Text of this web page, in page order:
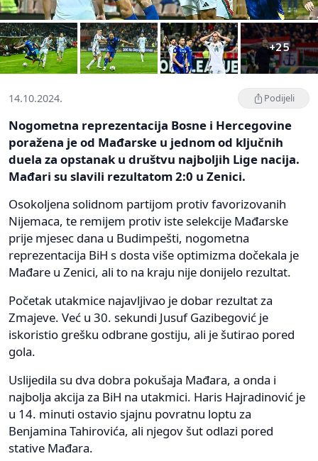
+25
14.10.2024. Podijeli
Nogometna reprezentacija Bosne i Hercegovine
poražena je od Mađarske u jednom od ključnih
duela za opstanak u društvu najboljih Lige nacija.
Mađari su slavili rezultatom 2:0 u Zenici.
Osokoljena solidnom partijom protiv favorizovanih
Nijemaca, te remijem protiv iste selekcije Mađarske
prije mjesec dana u Budimpešti, nogometna
reprezentacija BiH s dosta više optimizma dočekala je
Mađare u Zenici, ali to na kraju nije donijelo rezultat.
Početak utakmice najavljivao je dobar rezultat za
Zmajeve. Već u 30. sekundi Jusuf Gazibegović je
iskoristio grešku odbrane gostiju, ali je šutirao pored
gola.
Uslijedila su dva dobra pokušaja Mađara, a onda i
najbolja akcija za BiH na utakmici. Haris Hajradinović je
u 14. minuti ostavio sjajnu povratnu loptu za
Benjamina Tahirovića, ali njegov šut odlazi pored
stative Mađara.